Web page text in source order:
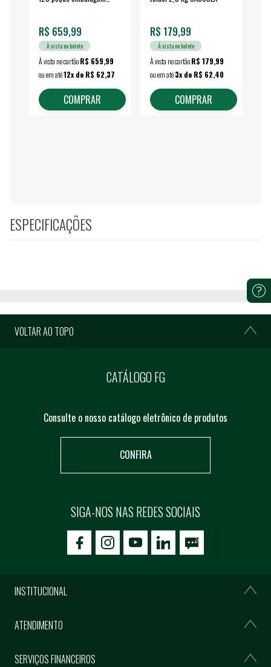
R$ 659,99
À vista no boleto
À vista no cartãoR$ 659,99
ou em até12x de R$ 62,37
COMPRAR
R$ 179,99
À vista no boleto
À vista no cartãoR$ 179,99
ou em até3x de R$ 62,40
COMPRAR
ESPECIFICAÇÕES
VOLTAR AO TOPO
CATÁLOGO FG
Consulte o nosso catálogo eletrônico de produtos
CONFIRA
SIGA-NOS NAS REDES SOCIAIS
icon-facebookicon-social02icon-social03
INSTITUCIONAL
ATENDIMENTO
SERVIÇOS FINANCEIROS